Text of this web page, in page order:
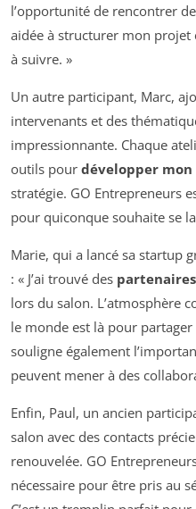
l’opportunité de rencontrer
aidée à structurer mon projet
à suivre. »
Un autre participant, Marc,
intervenants et des
impressionnante. Chaque
outils pour développer mon
stratégie. GO Entrepreneurs
pour quiconque souhaite se
Marie, qui a lancé sa startup
: « J’ai trouvé des partenaires
lors du salon. L’atmosphère
le monde est là pour
souligne également
peuvent mener à des
Enfin, Paul, un ancien
salon avec des contacts
renouvelée. GO
nécessaire pour être pris au